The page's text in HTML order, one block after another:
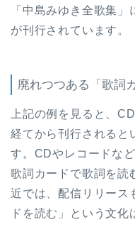
「中島みゆき全歌集
が刊行されています。
廃れつつある「歌詞
上記の例を見ると、
経てから刊行されると
す。CDやレコードな
歌詞カードで歌詞を読
近では、配信リリース
ドを読む」という文